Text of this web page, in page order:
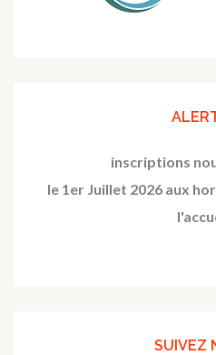
inscriptions
le 1er Juillet 2026 aux
SUIVEZ